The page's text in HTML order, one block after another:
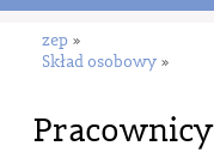
zep »
Skład osobowy »
Pracownicy